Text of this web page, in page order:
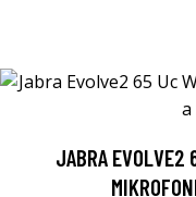
JABRA EVOLVE2